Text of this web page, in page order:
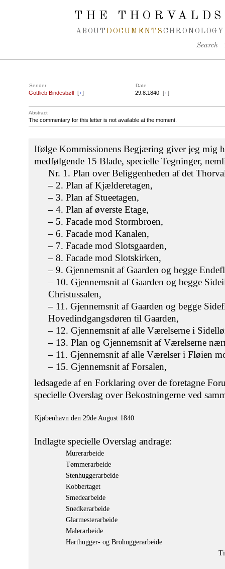
Spring navigation over
THE
ABOUT DOCUMENTS CHRONOLOGY
Search
Sender Date
Gottlieb Bindesbøll [+] 29.8.1840 [+]
Abstract
The commentary for this letter is not available at the moment.
Ifølge Kommissionens Begjæring giver jeg mig
medfølgende 15 Blade, specielle Tegninger,
Nr. 1. Plan over Beliggenheden af det
– 2. Plan af Kjælderetagen,
– 3. Plan af Stueetagen,
– 4. Plan af øverste Etage,
– 5. Facade mod Stormbroen,
– 6. Facade mod Kanalen,
– 7. Facade mod Slotsgaarden,
– 8. Facade mod Slotskirken,
– 9. Gjennemsnit af Gaarden og begge
– 10. Gjennemsnit af Gaarden og begge
Christussalen,
– 11. Gjennemsnit af Gaarden og begge
Hovedindgangsdøren til Gaarden,
– 12. Gjennemsnit af alle Værelserne i
– 13. Plan og Gjennemsnit af Værelserne
– 11. Gjennemsnit af alle Værelser i Fløien
– 15. Gjennemsnit af Forsalen,
ledsagede af en Forklaring over de foretagne
specielle Overslag over Bekostningerne ved
Kjøbenhavn den 29de August 1840
Indlagte specielle Overslag andrage:
Murerarbeide
Tømmerarbeide
Stenhuggerarbeide
Kobbertaget
Smedearbeide
Snedkerarbeide
Glarmesterarbeide
Malerarbeide
Harthugger- og Brohuggerarbeide